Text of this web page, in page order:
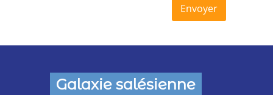
Galaxie salésienne